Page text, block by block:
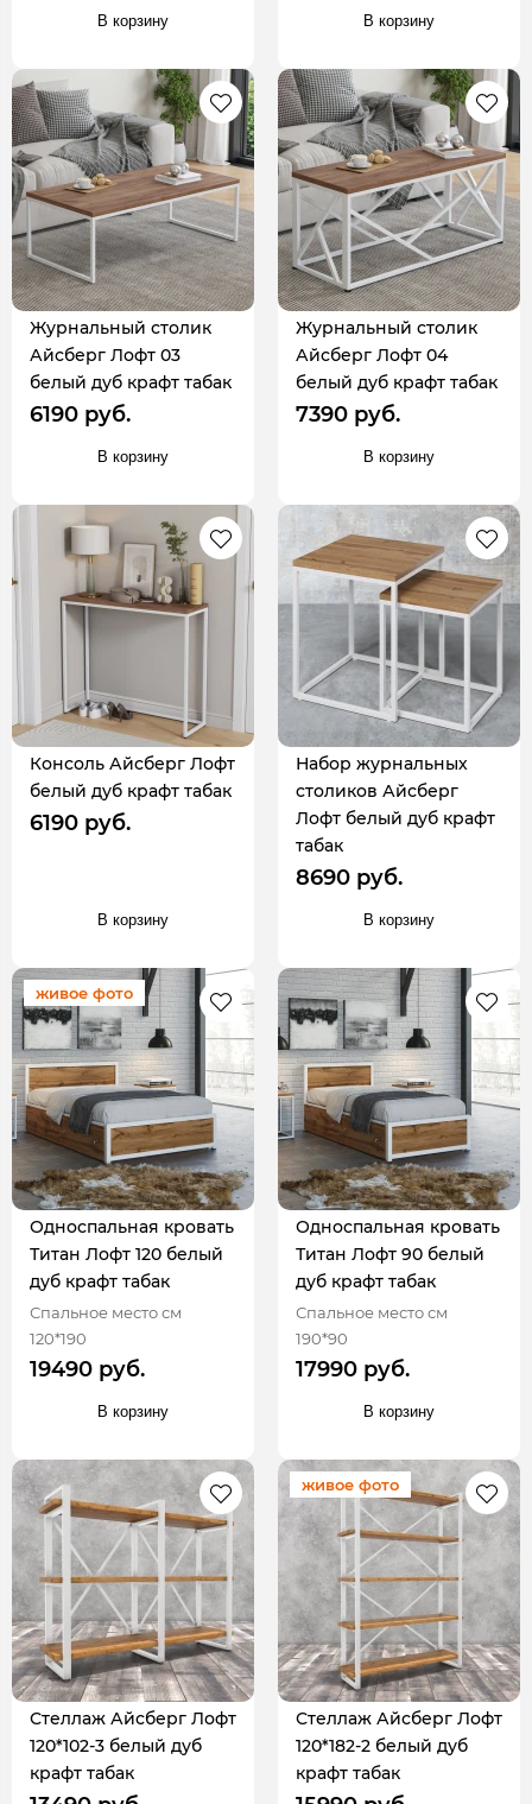
В корзину В корзину
Журнальный столик
Айсберг Лофт 03
белый дуб крафт табак
6190 руб.
В корзину
Журнальный столик
Айсберг Лофт 04
белый дуб крафт табак
7390 руб.
В корзину
Консоль Айсберг Лофт
белый дуб крафт табак
6190 руб.
В корзину
Набор журнальных
столиков Айсберг
Лофт белый дуб крафт
табак
8690 руб.
В корзину
живое фото
Односпальная кровать
Титан Лофт 120 белый
дуб крафт табак
Спальное место см
120*190
19490 руб.
В корзину
Односпальная кровать
Титан Лофт 90 белый
дуб крафт табак
Спальное место см
190*90
17990 руб.
В корзину
Стеллаж Айсберг Лофт
120*102-3 белый дуб
крафт табак
живое фото
Стеллаж Айсберг Лофт
120*182-2 белый дуб
крафт табак